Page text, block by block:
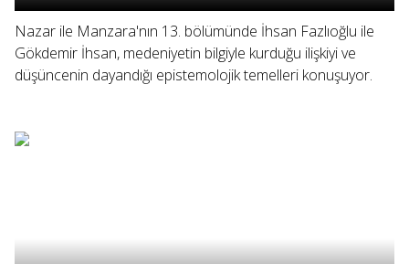
Nazar ile Manzara'nın 13. bölümünde İhsan Fazlıoğlu ile
Gökdemir İhsan, medeniyetin bilgiyle kurduğu ilişkiyi ve
düşüncenin dayandığı epistemolojik temelleri konuşuyor.